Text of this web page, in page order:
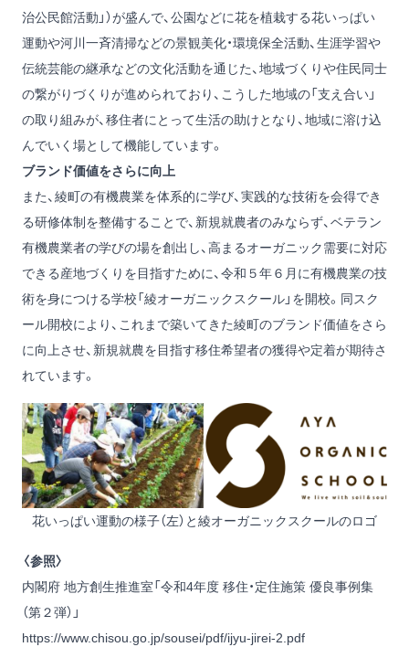
治公民館活動」）が盛んで、公園などに花を植栽する花いっぱい
運動や河川一斉清掃などの景観美化・環境保全活動、生涯学習や
伝統芸能の継承などの文化活動を通じた、地域づくりや住民同士
の繋がりづくりが進められており、こうした地域の「支え合い」
の取り組みが、移住者にとって生活の助けとなり、地域に溶け込
んでいく場として機能しています。
ブランド価値をさらに向上
また、綾町の有機農業を体系的に学び、実践的な技術を会得でき
る研修体制を整備することで、新規就農者のみならず、ベテラン
有機農業者の学びの場を創出し、高まるオーガニック需要に対応
できる産地づくりを目指すために、令和５年６月に有機農業の技
術を身につける学校「綾オーガニックスクール」を開校。同スク
ール開校により、これまで築いてきた綾町のブランド価値をさら
に向上させ、新規就農を目指す移住希望者の獲得や定着が期待さ
れています。
花いっぱい運動の様子（左）と綾オーガニックスクールのロゴ
〈参照〉
内閣府 地方創生推進室「令和4年度 移住・定住施策 優良事例集
（第２弾）」
https://www.chisou.go.jp/sousei/pdf/ijyu-jirei-2.pdf